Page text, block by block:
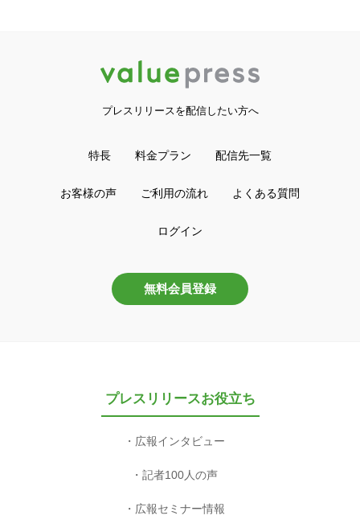
プレスリリースを配信したい方へ
特長 料金プラン 配信先一覧
お客様の声 ご利用の流れ よくある質問
ログイン
無料会員登録
プレスリリースお役立ち
広報インタビュー
記者100人の声
広報セミナー情報